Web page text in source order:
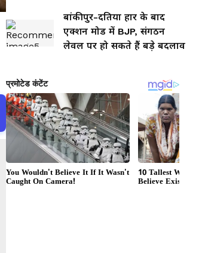
बांकीपुर-दतिया हार के बाद
एक्शन मोड में BJP, संगठन
लेवल पर हो सकते हैं बड़े बदलाव